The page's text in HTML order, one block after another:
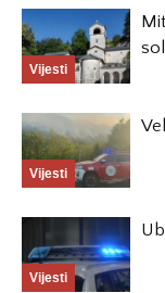
Vijesti
Vijesti
Vijesti